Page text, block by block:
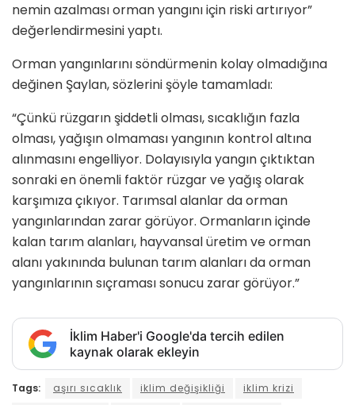
nemin azalması orman yangını için riski artırıyor”
değerlendirmesini yaptı.
Orman yangınlarını söndürmenin kolay olmadığına
değinen Şaylan, sözlerini şöyle tamamladı:
“Çünkü rüzgarın şiddetli olması, sıcaklığın fazla
olması, yağışın olmaması yangının kontrol altına
alınmasını engelliyor. Dolayısıyla yangın çıktıktan
sonraki en önemli faktör rüzgar ve yağış olarak
karşımıza çıkıyor. Tarımsal alanlar da orman
yangınlarından zarar görüyor. Ormanların içinde
kalan tarım alanları, hayvansal üretim ve orman
alanı yakınında bulunan tarım alanları da orman
yangınlarının sıçraması sonucu zarar görüyor.”
İklim Haber'i Google'da tercih edilen
kaynak olarak ekleyin
Tags: aşırı sıcaklık iklim değişikliği
iklim krizi